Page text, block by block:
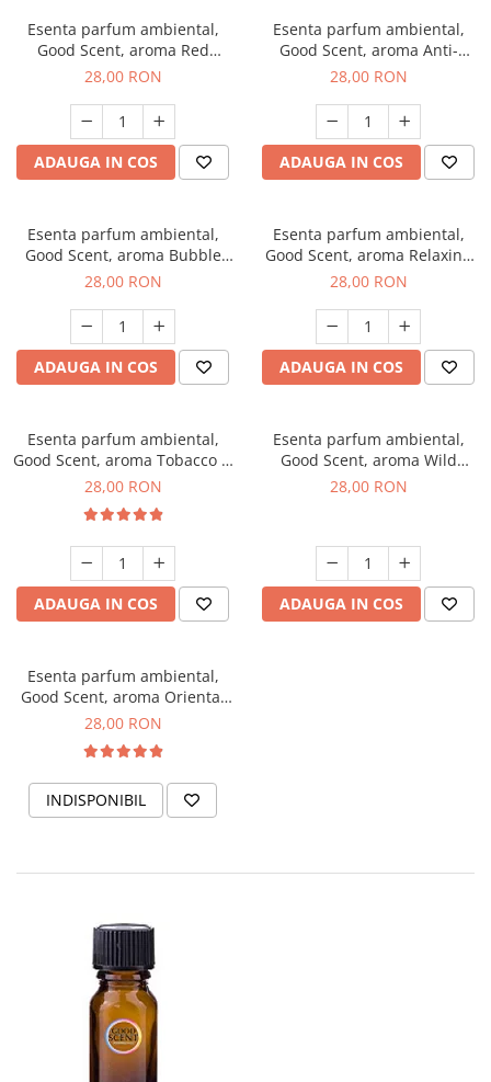
Esenta parfum ambiental,
Good Scent, aroma Red
Grapes, 20 g
28,00 RON
ADAUGA IN COS
Esenta parfum ambiental,
Good Scent, aroma Anti-
Tobacco, 20 g
28,00 RON
ADAUGA IN COS
Esenta parfum ambiental,
Good Scent, aroma Bubble
Gum, 20 g
28,00 RON
ADAUGA IN COS
Esenta parfum ambiental,
Good Scent, aroma Relaxing
Lavender, 20 g
28,00 RON
ADAUGA IN COS
Esenta parfum ambiental,
Good Scent, aroma Tobacco &
Vanilla, 20 g
28,00 RON
ADAUGA IN COS
Esenta parfum ambiental,
Good Scent, aroma Wild
Sailor, 20 g
28,00 RON
ADAUGA IN COS
Esenta parfum ambiental,
Good Scent, aroma Oriental
Amber, 20 g
28,00 RON
INDISPONIBIL